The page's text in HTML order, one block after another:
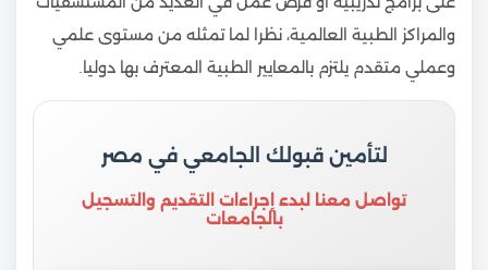
والمراكز الطبية العالمية، نظرا لما تمثله من مستوى علمي
وعملي متقدم يلتزم بالمعايير الطبية المعترف بها دوليا.
لتأمين قبولك الجامعي في مصر
تواصل معنا لبدء إجراءات التقديم والتسجيل
بالجامعات